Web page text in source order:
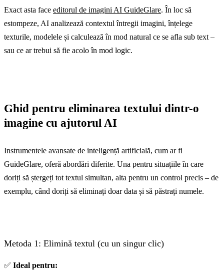
Exact asta face editorul de imagini AI GuideGlare. În loc să
estompeze, AI analizează contextul întregii imagini, înțelege
texturile, modelele și calculează în mod natural ce se afla sub text –
sau ce ar trebui să fie acolo în mod logic.
Ghid pentru eliminarea textului dintr-o
imagine cu ajutorul AI
Instrumentele avansate de inteligență artificială, cum ar fi
GuideGlare, oferă abordări diferite. Una pentru situațiile în care
doriți să ștergeți tot textul simultan, alta pentru un control precis – de
exemplu, când doriți să eliminați doar data și să păstrați numele.
Metoda 1: Elimină textul (cu un singur clic)
✅ Ideal pentru: